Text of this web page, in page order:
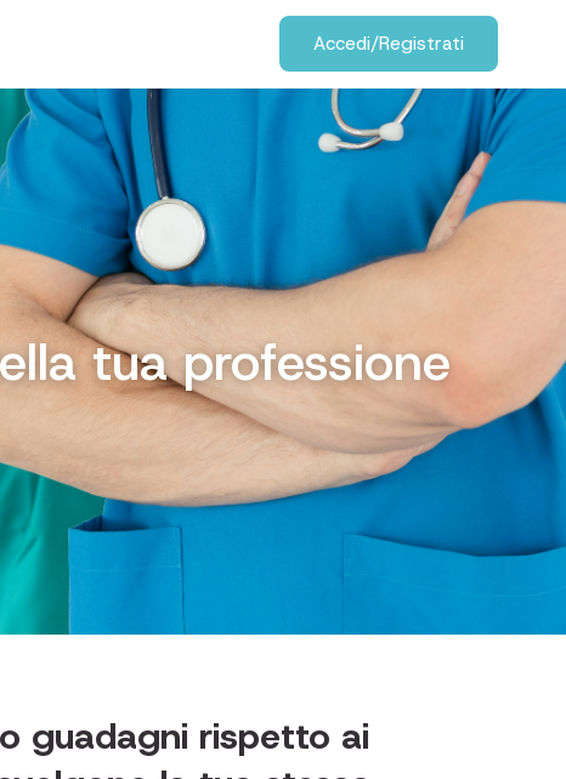
Accedi/Registrati
tua professione
guadagni rispetto ai